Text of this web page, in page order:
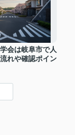
会は岐阜市で人
れや確認ポイン